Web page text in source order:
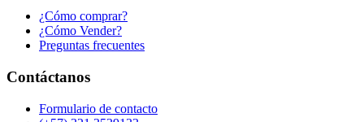
¿Cómo comprar?
¿Cómo Vender?
Preguntas frecuentes
Contáctanos
Formulario de contacto